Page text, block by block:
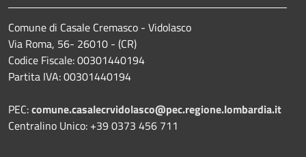
Comune di Casale Cremasco - Vidolasco
Via Roma, 56- 26010 - (CR)
Codice Fiscale: 00301440194
Partita IVA: 00301440194
PEC:comune.casalecrvidolasco@pec.regione.lombardia.it
Centralino Unico: +39 0373 456 711